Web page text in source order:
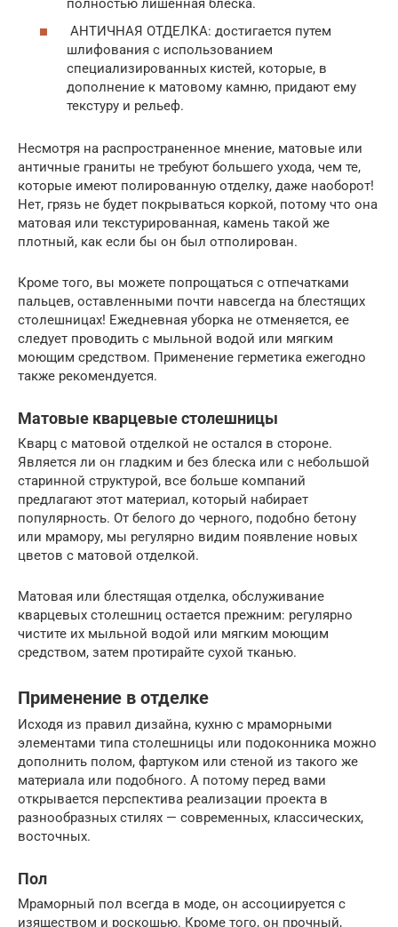
полностью лишенная блеска.
АНТИЧНАЯ ОТДЕЛКА: достигается путем
шлифования с использованием
специализированных кистей, которые, в
дополнение к матовому камню, придают ему
текстуру и рельеф.
Несмотря на распространенное мнение, матовые или
античные граниты не требуют большего ухода, чем те,
которые имеют полированную отделку, даже наоборот!
Нет, грязь не будет покрываться коркой, потому что она
матовая или текстурированная, камень такой же
плотный, как если бы он был отполирован.
Кроме того, вы можете попрощаться с отпечатками
пальцев, оставленными почти навсегда на блестящих
столешницах! Ежедневная уборка не отменяется, ее
следует проводить с мыльной водой или мягким
моющим средством. Применение герметика ежегодно
также рекомендуется.
Матовые кварцевые столешницы
Кварц с матовой отделкой не остался в стороне.
Является ли он гладким и без блеска или с небольшой
старинной структурой, все больше компаний
предлагают этот материал, который набирает
популярность. От белого до черного, подобно бетону
или мрамору, мы регулярно видим появление новых
цветов с матовой отделкой.
Матовая или блестящая отделка, обслуживание
кварцевых столешниц остается прежним: регулярно
чистите их мыльной водой или мягким моющим
средством, затем протирайте сухой тканью.
Применение в отделке
Исходя из правил дизайна, кухню с мраморными
элементами типа столешницы или подоконника можно
дополнить полом, фартуком или стеной из такого же
материала или подобного. А потому перед вами
открывается перспектива реализации проекта в
разнообразных стилях — современных, классических,
восточных.
Пол
Мраморный пол всегда в моде, он ассоциируется с
изяществом и роскошью. Кроме того, он прочный,